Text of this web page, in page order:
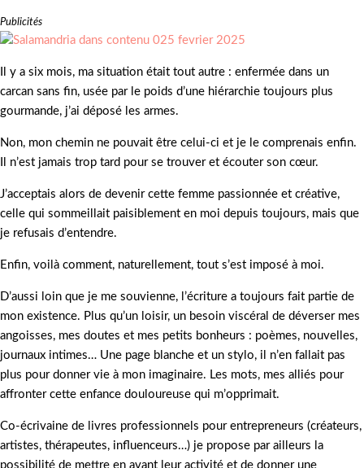
Publicités
Il y a six mois, ma situation était tout autre : enfermée dans un
carcan sans fin, usée par le poids d’une hiérarchie toujours plus
gourmande, j’ai déposé les armes.
Non, mon chemin ne pouvait être celui-ci et je le comprenais enfin.
Il n’est jamais trop tard pour se trouver et écouter son cœur.
J’acceptais alors de devenir cette femme passionnée et créative,
celle qui sommeillait paisiblement en moi depuis toujours, mais que
je refusais d’entendre.
Enfin, voilà comment, naturellement, tout s’est imposé à moi.
D’aussi loin que je me souvienne, l’écriture a toujours fait partie de
mon existence. Plus qu’un loisir, un besoin viscéral de déverser mes
angoisses, mes doutes et mes petits bonheurs : poèmes, nouvelles,
journaux intimes… Une page blanche et un stylo, il n’en fallait pas
plus pour donner vie à mon imaginaire. Les mots, mes alliés pour
affronter cette enfance douloureuse qui m’opprimait.
Co-écrivaine de livres professionnels pour entrepreneurs (créateurs,
artistes, thérapeutes, influenceurs…) je propose par ailleurs la
possibilité de mettre en avant leur activité et de donner une